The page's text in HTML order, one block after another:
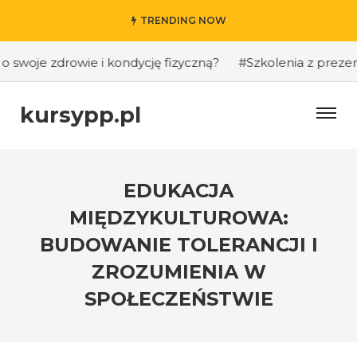
TRENDING NOW
zdrowie i kondycję fizyczną? #Szkolenia z
kursypp.pl
EDUKACJA
MIĘDZYKULTUROWA:
BUDOWANIE TOLERANCJI I
ZROZUMIENIA W
SPOŁECZEŃSTWIE